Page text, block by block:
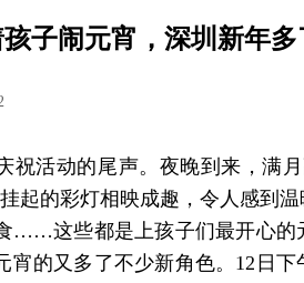
子闹元宵，深圳新年多
祝活动的尾声。夜晚到来，满
起的彩灯相映成趣，令人感到温
……这些都是上孩子们最开心的
宵的又多了不少新角色。12日